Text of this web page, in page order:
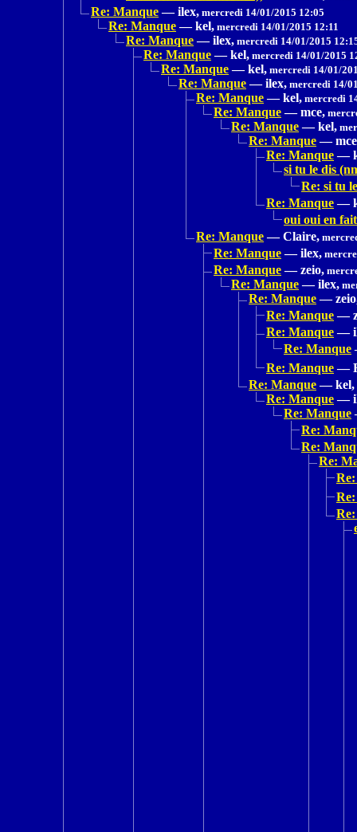
Re: Manque — ilex, mercredi 14/01/2015 12:05
Re: Manque — kel, mercredi 14/01/2015 12:11
Re: Manque — ilex, mercredi 14/01/2015
Re: Manque — kel, mercredi 14/01/2015
Re: Manque — kel, mercredi 14/01/
Re: Manque — ilex, mercredi 14/
Re: Manque — kel, mercredi
Re: Manque — mce,
Re: Manque — kel,
Re: Manque —
Re: Manque —
si tu le dis
Re: si tu
Re: Manque —
oui oui en
Re: Manque — Claire,
Re: Manque — ilex,
Re: Manque — zeio,
Re: Manque — ilex,
Re: Manque —
Re: Manque —
Re: Manque —
Re: Manque
Re: Manque —
Re: Manque — kel,
Re: Manque —
Re: Manque
Re:
Re:
Re: